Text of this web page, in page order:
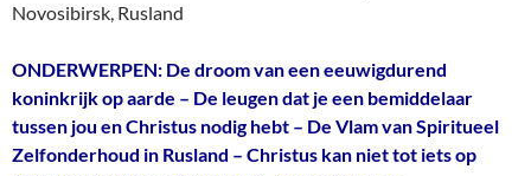
Novosibirsk, Rusland
ONDERWERPEN: De droom van een eeuwigdurend
koninkrijk op aarde – De leugen dat je een bemiddelaar
tussen jou en Christus nodig hebt – De Vlam van Spiritueel
Zelfonderhoud in Rusland – Christus kan niet tot iets op